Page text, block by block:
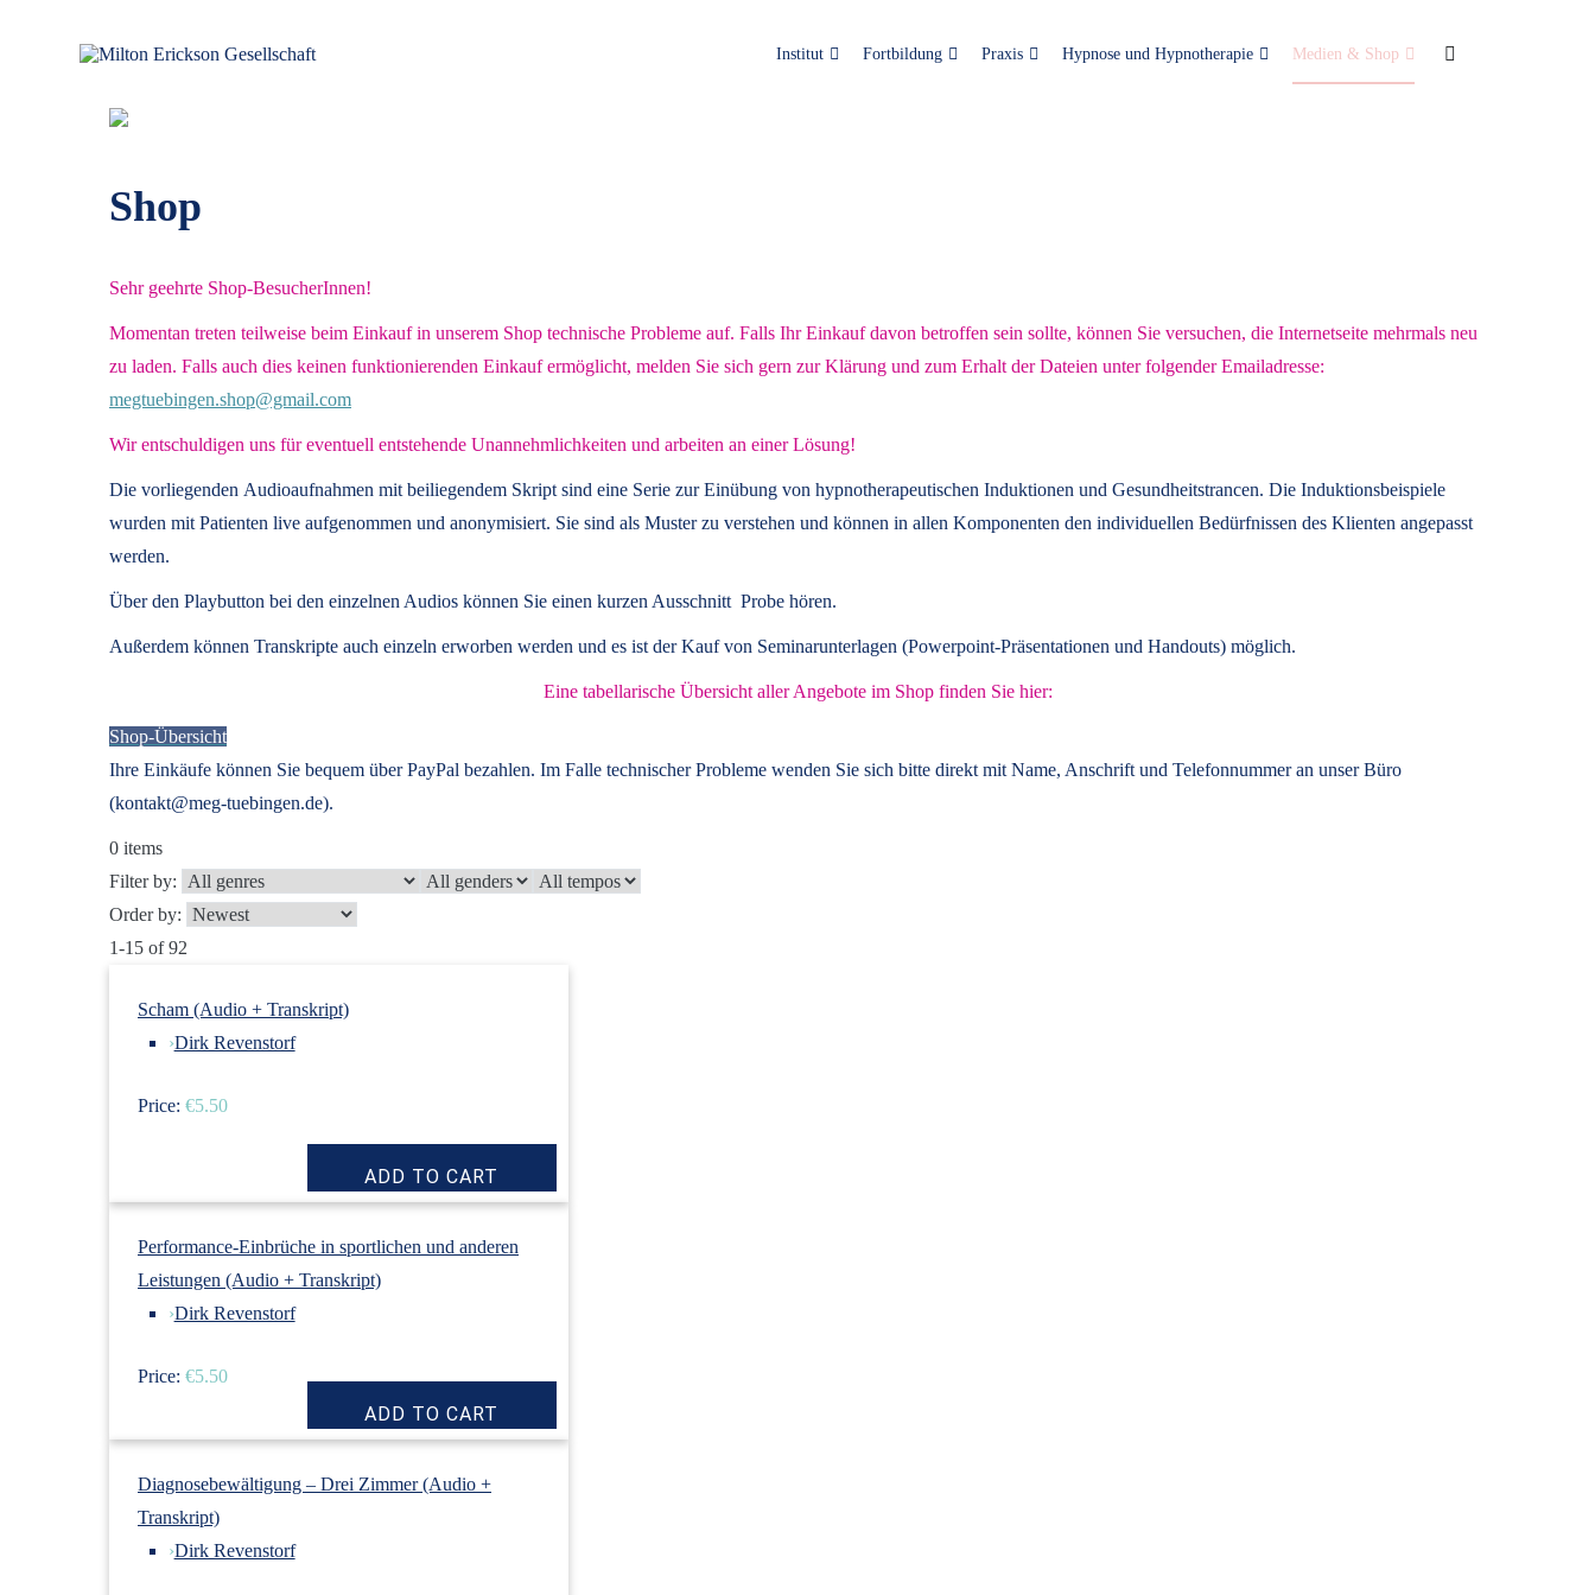
Institut Fortbildung Praxis Hypnose und Hypnotherapie Medien & Shop
Shop
Sehr geehrte Shop-BesucherInnen!
Momentan treten teilweise beim Einkauf in unserem Shop technische Probleme auf. Falls Ihr Einkauf davon betroffen sein sollte, können Sie versuchen, die Internetseite mehrmals neu
zu laden. Falls auch dies keinen funktionierenden Einkauf ermöglicht, melden Sie sich gern zur Klärung und zum Erhalt der Dateien unter folgender Emailadresse:
megtuebingen.shop@gmail.com
Wir entschuldigen uns für eventuell entstehende Unannehmlichkeiten und arbeiten an einer Lösung!
Die vorliegenden Audioaufnahmen mit beiliegendem Skript sind eine Serie zur Einübung von hypnotherapeutischen Induktionen und Gesundheitstrancen. Die Induktionsbeispiele
wurden mit Patienten live aufgenommen und anonymisiert. Sie sind als Muster zu verstehen und können in allen Komponenten den individuellen Bedürfnissen des Klienten angepasst
werden.
Über den Playbutton bei den einzelnen Audios können Sie einen kurzen Ausschnitt Probe hören.
Außerdem können Transkripte auch einzeln erworben werden und es ist der Kauf von Seminarunterlagen (Powerpoint-Präsentationen und Handouts) möglich.
Eine tabellarische Übersicht aller Angebote im Shop finden Sie hier:
Shop-Übersicht
Ihre Einkäufe können Sie bequem über PayPal bezahlen. Im Falle technischer Probleme wenden Sie sich bitte direkt mit Name, Anschrift und Telefonnummer an unser Büro
(kontakt@meg-tuebingen.de).
0 items
Filter by:
Order by:
1-15 of 92
Scham (Audio + Transkript)
›Dirk Revenstorf
Price: €5.50
Performance-Einbrüche in sportlichen und anderen
Leistungen (Audio + Transkript)
›Dirk Revenstorf
Price: €5.50
Diagnosebewältigung – Drei Zimmer (Audio +
Transkript)
›Dirk Revenstorf